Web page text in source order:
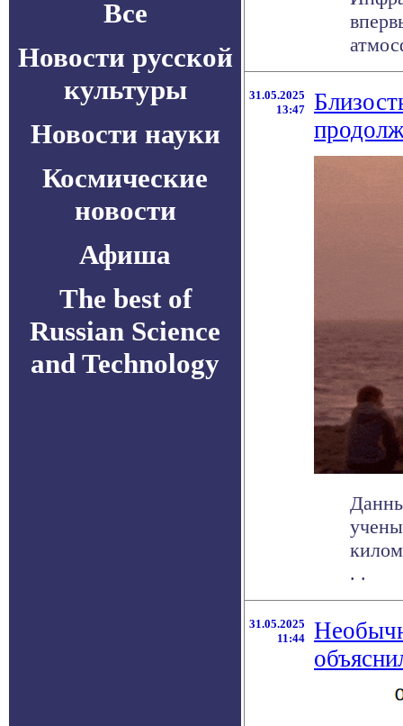
Все
Новости русской
культуры
Новости науки
Космические
новости
Афиша
The best of
Russian Science
and Technology
31.05.2025
13:47
. .
31.05.2025
11:44